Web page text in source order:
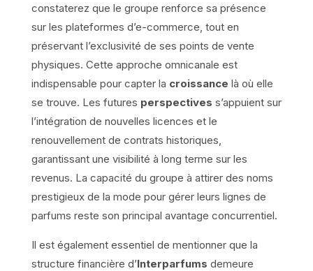
constaterez que le groupe renforce sa présence
sur les plateformes d’e-commerce, tout en
préservant l’exclusivité de ses points de vente
physiques. Cette approche omnicanale est
indispensable pour capter la croissance là où elle
se trouve. Les futures perspectives s’appuient sur
l’intégration de nouvelles licences et le
renouvellement de contrats historiques,
garantissant une visibilité à long terme sur les
revenus. La capacité du groupe à attirer des noms
prestigieux de la mode pour gérer leurs lignes de
parfums reste son principal avantage concurrentiel.
Il est également essentiel de mentionner que la
structure financière d’Interparfums demeure